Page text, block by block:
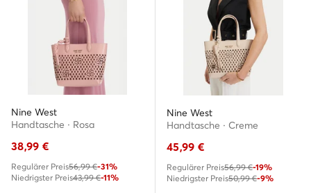
Nine West
Handtasche · Rosa
38,99 €
Regulärer Preis56,99 €-31%
Niedrigster Preis43,99 €-11%
Nine West
Handtasche · Creme
45,99 €
Regulärer Preis56,99 €-19%
Niedrigster Preis50,99 €-9%